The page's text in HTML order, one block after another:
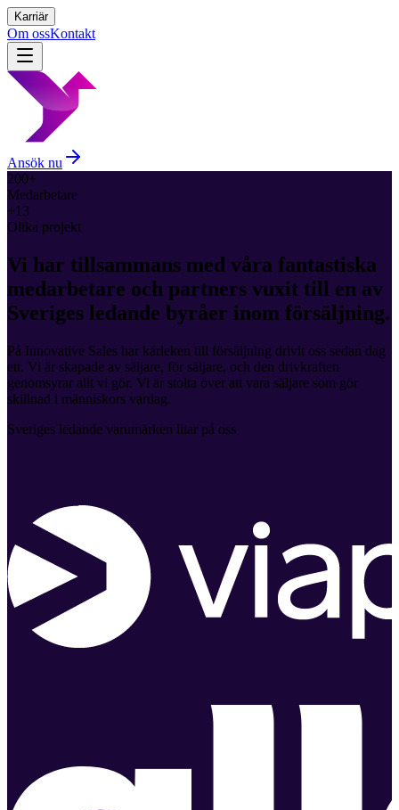
Karriär
Om ossKontakt
Ansök nu
200+
Medarbetare
+13
Olika projekt
Vi har tillsammans med våra fantastiska
medarbetare och partners vuxit till en av
Sveriges ledande byråer inom försäljning.
På Innovative Sales har kärleken till försäljning drivit oss sedan dag
ett. Vi är skapade av säljare, för säljare, och den drivkraften
genomsyrar allt vi gör. Vi är stolta över att vara säljare som gör
skillnad i människors vardag.
Sveriges ledande varumärken litar på oss